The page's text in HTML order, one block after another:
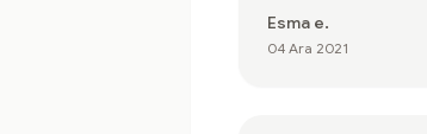
Esma e.
04 Ara 2021